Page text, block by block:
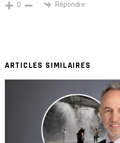
0 Répondre
ARTICLES SIMILAIRES